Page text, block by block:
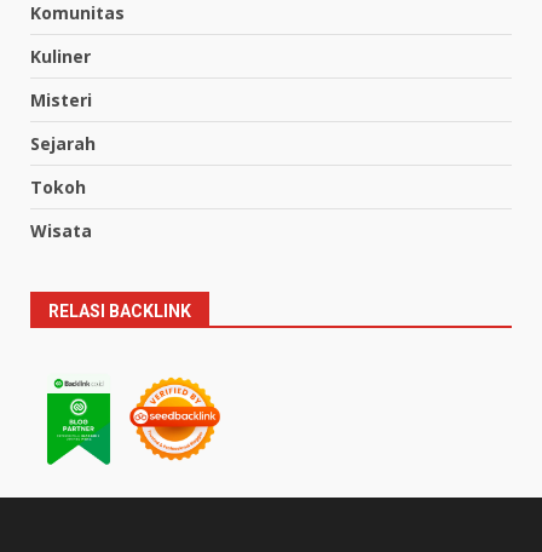
Komunitas
Kuliner
Misteri
Sejarah
Tokoh
Wisata
RELASI BACKLINK